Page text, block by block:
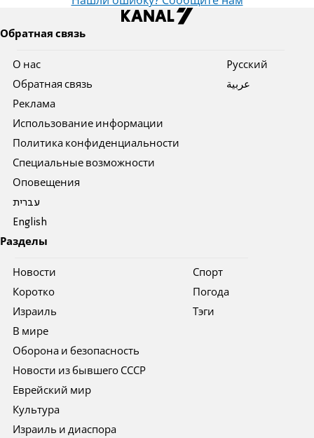
Обратная связь
О нас
Обратная связь
Реклама
Использование информации
Политика конфиденциальности
Специальные возможности
Оповещения
עברית
English
Pусский
عربية
Разделы
Новости
Коротко
Израиль
В мире
Оборона и безопасность
Новости из бывшего СССР
Еврейский мир
Культура
Израиль и диаспора
Спорт
Погода
Тэги